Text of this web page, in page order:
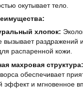
окутывает тело.
хлопок:
вызывает раздражений
распаренной кожи.
махровая структура:
обеспечивает
эффект и мгновенное